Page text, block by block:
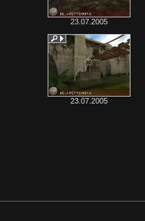
23.07.2005
23.07.2005